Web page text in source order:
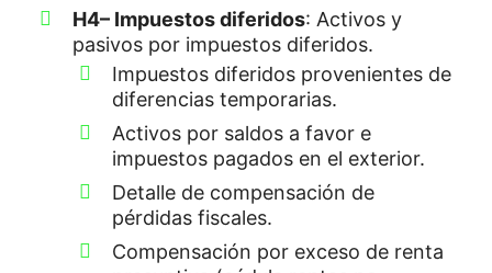
H4– Impuestos diferidos: Activos y
pasivos por impuestos diferidos.
Impuestos diferidos provenientes de
diferencias temporarias.
Activos por saldos a favor e
impuestos pagados en el exterior.
Detalle de compensación de
pérdidas fiscales.
Compensación por exceso de renta